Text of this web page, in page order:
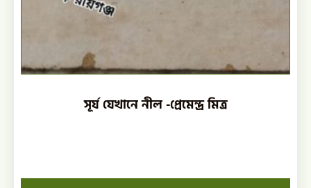
সূর্য যেখানে নীল -প্রেমেন্দ্র মিত্র